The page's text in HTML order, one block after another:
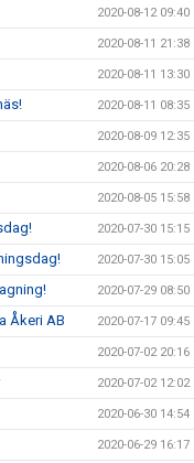
2020-08-12 09:40
2020-08-11 21:38
2020-08-11 13:30
2020-08-11 08:35
2020-08-09 12:35
2020-08-06 20:28
2020-08-05 15:58
2020-07-30 15:15
2020-07-30 15:05
2020-07-29 08:50
Åkeri AB 2020-07-17 09:45
2020-07-02 20:16
2020-07-02 12:02
2020-06-30 14:54
2020-06-29 16:17